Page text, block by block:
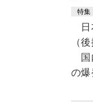
特集
日
（
国
の